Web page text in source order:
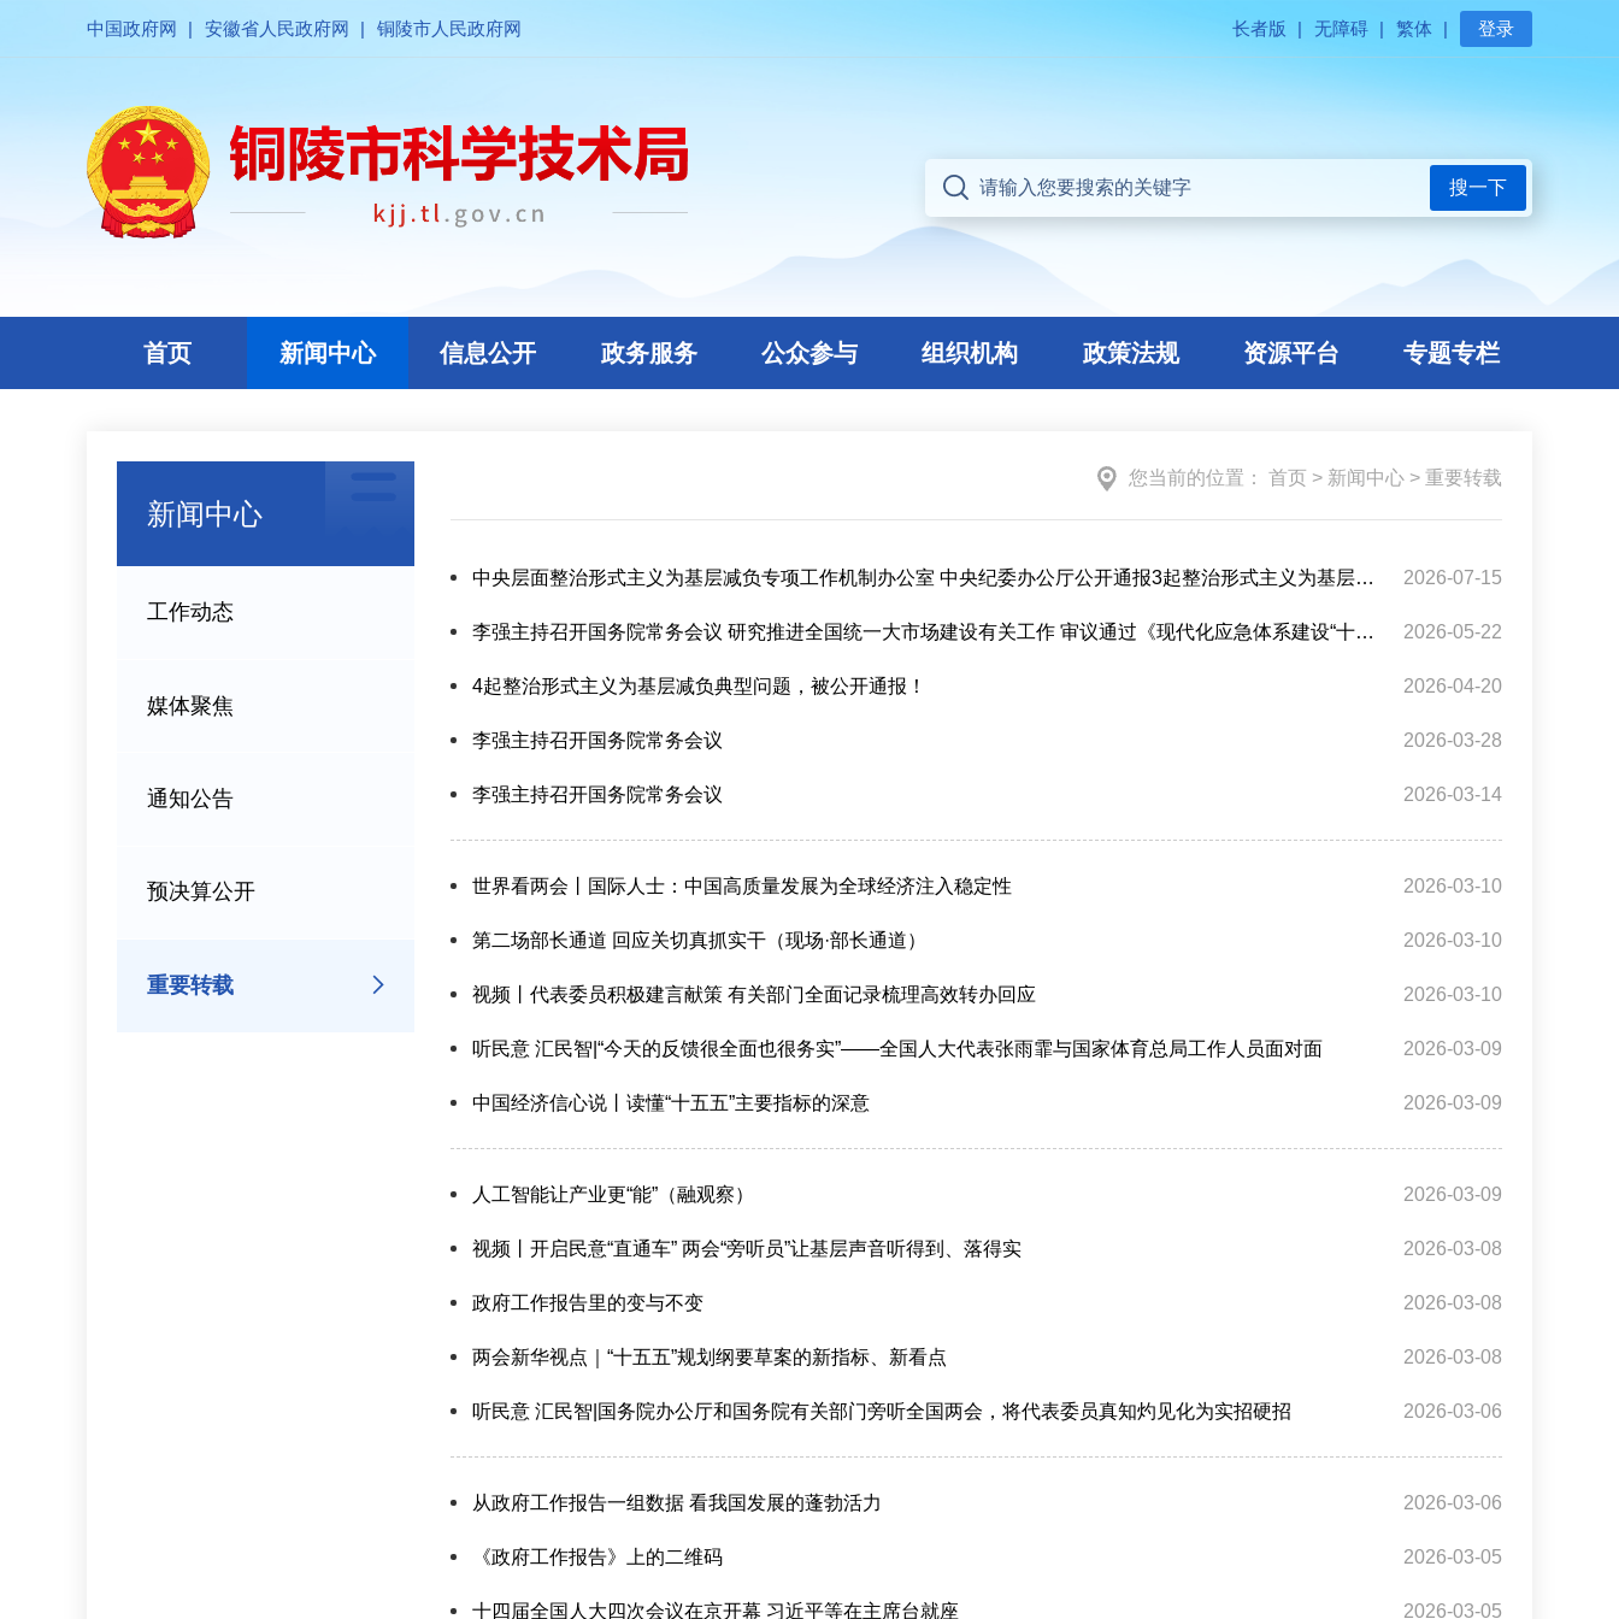
中国政府网 | 安徽省人民政府网 | 铜陵市人民政府网 长者版 | 无障碍 | 繁体 | 登录
搜一下
首页 新闻中心 信息公开 政务服务 公众参与 组织机构 政策法规 资源平台 专题专栏
新闻中心
工作动态
媒体聚焦
通知公告
预决算公开
重要转载
您当前的位置： 首页 > 新闻中心 > 重要转载
中央层面整治形式主义为基层减负专项工作机制办公室 中央纪委办公厅公开通报3起整治形式主义为基层减负典型问题 2026-07-15
李强主持召开国务院常务会议 研究推进全国统一大市场建设有关工作 审议通过《现代化应急体系建设“十五五”规划》 讨论《中华人民共和国中国人民银行法（修订草案）》 2026-05-22
4起整治形式主义为基层减负典型问题，被公开通报！ 2026-04-20
李强主持召开国务院常务会议 2026-03-28
李强主持召开国务院常务会议 2026-03-14
世界看两会丨国际人士：中国高质量发展为全球经济注入稳定性 2026-03-10
第二场部长通道 回应关切真抓实干（现场·部长通道） 2026-03-10
视频丨代表委员积极建言献策 有关部门全面记录梳理高效转办回应 2026-03-10
听民意 汇民智|“今天的反馈很全面也很务实”——全国人大代表张雨霏与国家体育总局工作人员面对面 2026-03-09
中国经济信心说丨读懂“十五五”主要指标的深意 2026-03-09
人工智能让产业更“能”（融观察） 2026-03-09
视频丨开启民意“直通车” 两会“旁听员”让基层声音听得到、落得实 2026-03-08
政府工作报告里的变与不变 2026-03-08
两会新华视点｜“十五五”规划纲要草案的新指标、新看点 2026-03-08
听民意 汇民智|国务院办公厅和国务院有关部门旁听全国两会，将代表委员真知灼见化为实招硬招 2026-03-06
从政府工作报告一组数据 看我国发展的蓬勃活力 2026-03-06
《政府工作报告》上的二维码 2026-03-05
十四届全国人大四次会议在京开幕 习近平等在主席台就座 2026-03-05